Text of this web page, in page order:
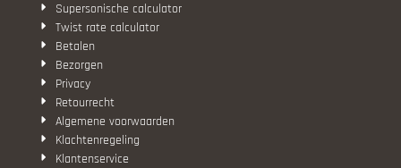
Supersonische calculator
Twist rate calculator
Betalen
Bezorgen
Privacy
Retourrecht
Algemene voorwaarden
Klachtenregeling
Klantenservice